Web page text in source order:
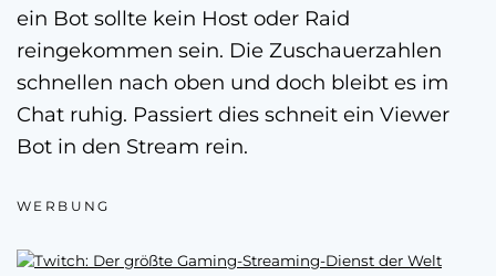
ein Bot sollte kein Host oder Raid
reingekommen sein. Die Zuschauerzahlen
schnellen nach oben und doch bleibt es im
Chat ruhig. Passiert dies schneit ein Viewer
Bot in den Stream rein.
WERBUNG